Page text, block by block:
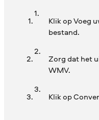
Klik op Voeg
bestand.
Zorg dat het
WMV.
Klik op